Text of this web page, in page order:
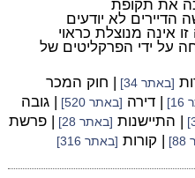
את תקופת
לא יודעים
זו אינה מנוצלת כראוי
על ידי הפרקליטים של
[באתר 34]
| חוק המכר
| דירה [באתר 520] | גובה
| התיישנות [באתר 28]
| פרשת
| קורות [באתר 316]